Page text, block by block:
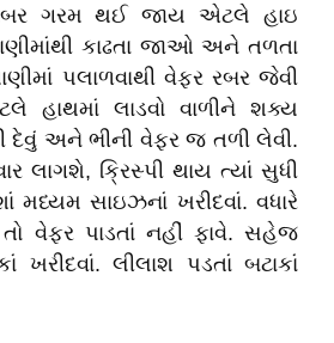
ગરમ થઈ જાય એટલે હાઇ
કાઢતા જાઓ અને તળતા
પલાળવાથી વેફર રબર જેવી
લાડવો વાળીને શક્ય
દેવું અને ભીની વેફર જ તળી લેવી.
લાગશે, ક્રિસ્પી થાય ત્યાં સુધી
મધ્યમ સાઇઝનાં ખરીદવાં. વધારે
વેફર પાડતાં નહીં ફાવે. સહેજ
ખરીદવાં. લીલાશ પડતાં બટાકાં